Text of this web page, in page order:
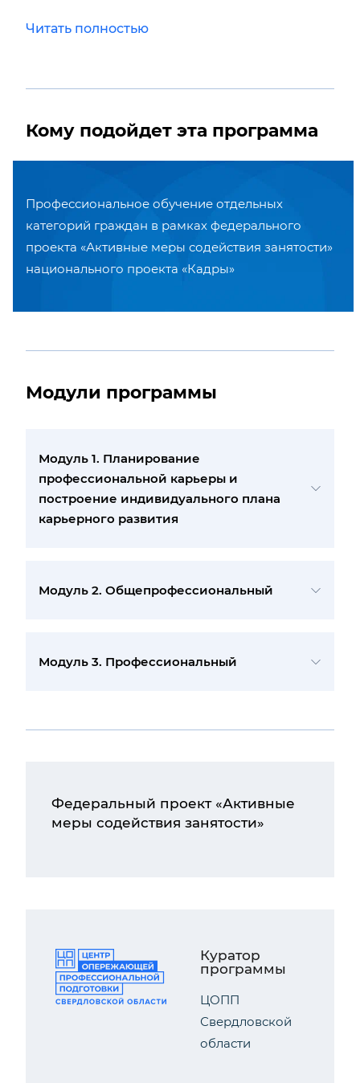
Читать полностью
Кому подойдет эта программа
Профессиональное обучение отдельных
категорий граждан в рамках федерального
проекта «Активные меры содействия занятости»
национального проекта «Кадры»
Модули программы
Модуль 1. Планирование
профессиональной карьеры и
построение индивидуального плана
карьерного развития
Модуль 2. Общепрофессиональный
Модуль 3. Профессиональный
Федеральный проект «Активные
меры содействия занятости»
Куратор
программы
ЦОПП
Свердловской
области